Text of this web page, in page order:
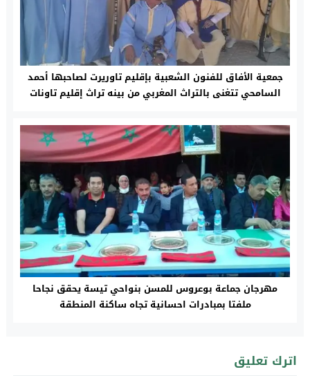
جمعية الأفاق للفنون الشعبية بإقليم تاوريرت لصاحبها أحمد
السامحي تتغنى بالتراث المغربي من بينه تراث إقليم تاونات
مهرجان جماعة بوعروس للمسن بنواحي تيسة يحقق نجاحا
ملفتا بمبادرات احسانية تجاه ساكنة المنطقة
اترك تعليق